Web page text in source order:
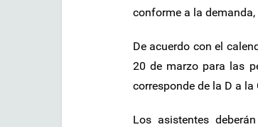
conforme a la
De acuerdo con el
20 de marzo para las
corresponde de la D a la
Los asistentes